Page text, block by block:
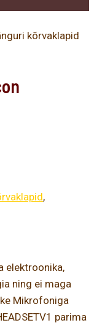
kõrvaklapid
,
elektroonika,
ning ei maga
Mikrofoniga
parima